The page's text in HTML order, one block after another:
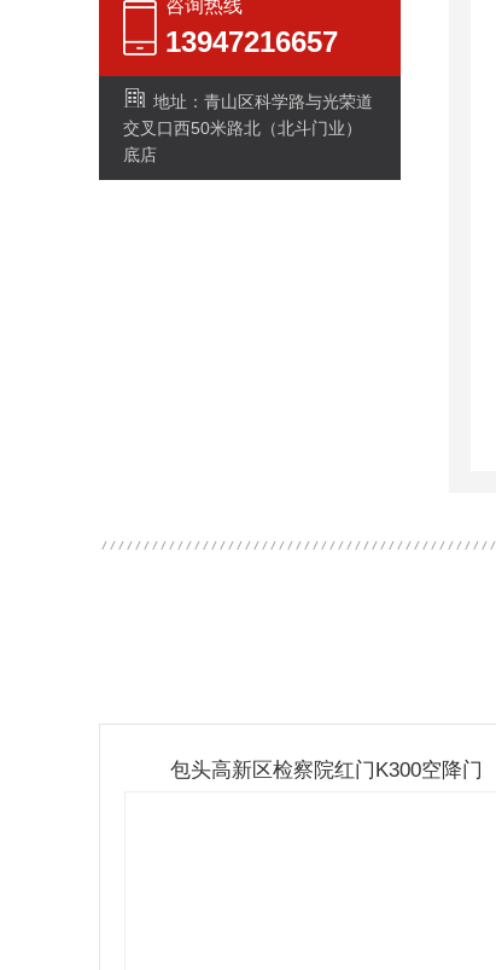
咨询热线
13947216657
地址：青山区科学路与光荣道
交叉口西50米路北（北斗门业）
底店
包头高新区检察院红门K300空降门